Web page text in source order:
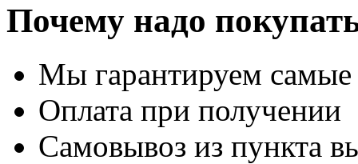
Почему надо
Мы гарантируем
Оплата при получении
Самовывоз из пункта